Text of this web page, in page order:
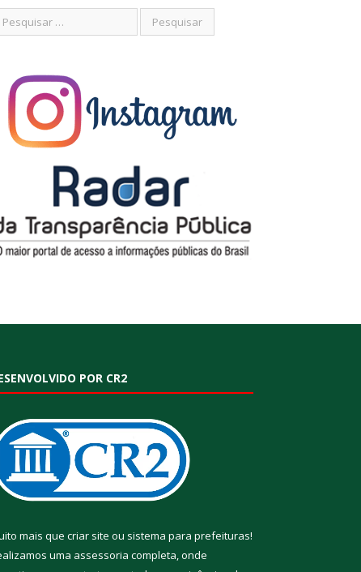
POR CR2
mais que criar site ou sistema para prefeituras!
uma assessoria completa, onde